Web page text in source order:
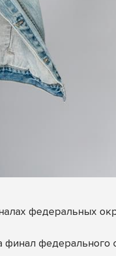
федеральных
финал федерального